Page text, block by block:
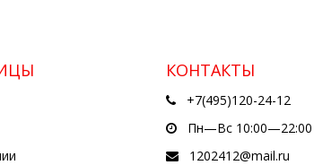
КОНТАКТЫ
+7(495)120-24-12
Пн—Вс 10:00—22:00
1202412@mail.ru